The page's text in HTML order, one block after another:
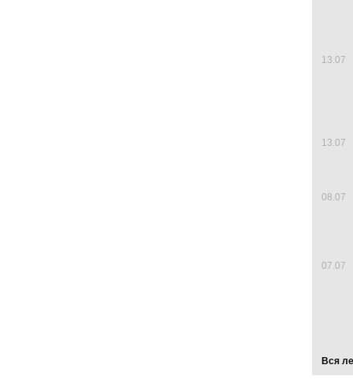
13.07
13.07
08.07
07.07
Вся